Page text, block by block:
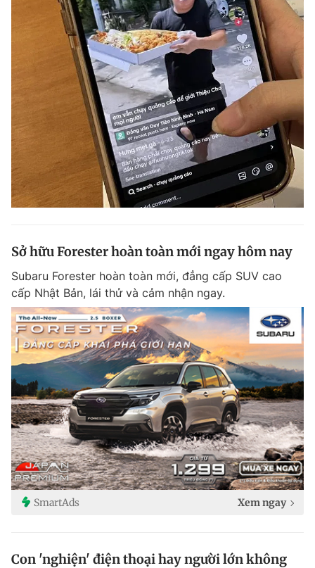
Sở hữu Forester hoàn toàn mới ngay hôm nay
Subaru Forester hoàn toàn mới, đẳng cấp SUV cao
cấp Nhật Bản, lái thử và cảm nhận ngay.
SmartAds Xem ngay
Con 'nghiện' điện thoại hay người lớn không